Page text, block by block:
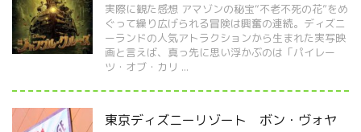
実際に観た感想 アマゾンの秘宝“不老不死の花”をめ
ぐって繰り広げられる冒険は興奮の連続。ディズニ
ーランドの人気アトラクションから生まれた実写映
画と言えば、真っ先に思い浮かぶのは「パイレー
ツ・オブ・カリ ...
東京ディズニーリゾート ボン・ヴォヤ